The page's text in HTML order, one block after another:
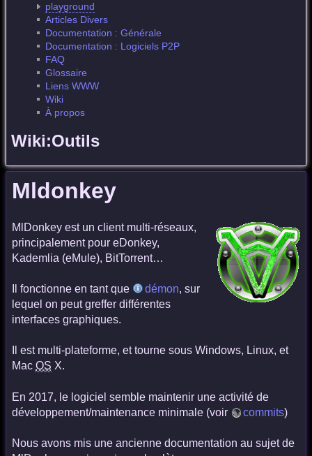
playground
Articles Divers
Documentation : Générale
Documentation : Logiciels P2P
FAQ
Glossaire
Liens WWW
Wiki
À propos
Wiki:Outils
Mldonkey
MlDonkey est un client multi-réseaux,
principalement pour eDonkey,
Kademlia (eMule), BitTorrent…
Il fonctionne en tant que démon, sur
lequel on peut greffer différentes
interfaces graphiques.
Il est multi-plateforme, et tourne sous Windows, Linux, et
Mac OS X.
En 2017, le logiciel semble maintenir une activité de
développement/maintenance minimale (voir
commits)
Nous avons mis une ancienne documentation au sujet de